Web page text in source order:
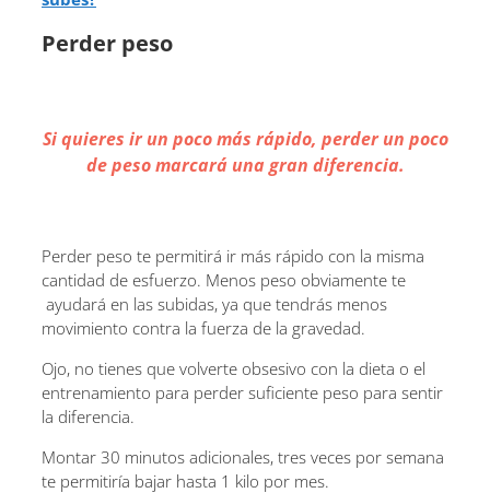
Perder peso
Si quieres ir un poco más rápido, perder un poco
de peso marcará una gran diferencia.
Perder peso te permitirá ir más rápido con la misma
cantidad de esfuerzo. Menos peso obviamente te
ayudará en las subidas, ya que tendrás menos
movimiento contra la fuerza de la gravedad.
Ojo, no tienes que volverte obsesivo con la dieta o el
entrenamiento para perder suficiente peso para sentir
la diferencia.
Montar 30 minutos adicionales, tres veces por semana
te permitiría bajar hasta 1 kilo por mes.